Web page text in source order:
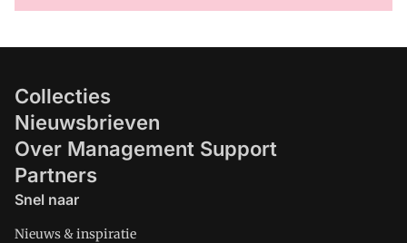
Collecties
Nieuwsbrieven
Over Management Support
Partners
Snel naar
Nieuws & inspiratie